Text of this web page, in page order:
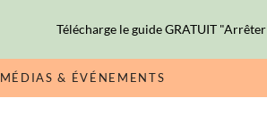
MÉDIAS & ÉVÉNEMENTS
Télécharge le guide GRATUIT